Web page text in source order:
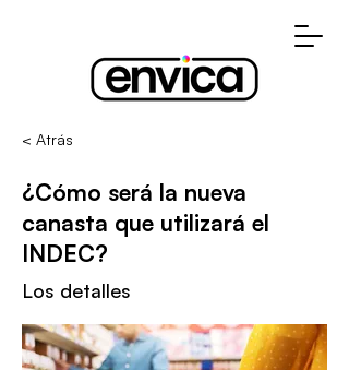
< Atrás
¿Cómo será la nueva
canasta que utilizará el
INDEC?
Los detalles